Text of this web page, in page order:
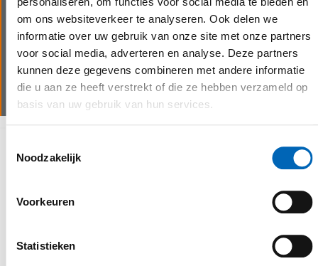
om ons websiteverkeer te analyseren. Ook delen we
informatie over uw gebruik van onze site met onze partners
voor social media, adverteren en analyse. Deze partners
kunnen deze gegevens combineren met andere informatie
die u aan ze heeft verstrekt of die ze hebben verzameld op
basis van uw gebruik van hun services.
Noodzakelijk
Voorkeuren
Statistieken
kwaliteitsmerken, produceren wij ook op maat
gemaakte aanbouwdelen in-house. De
mogelijkheden zijn eindeloos.
Meer info
Waarom kiezen voor CEBEKO